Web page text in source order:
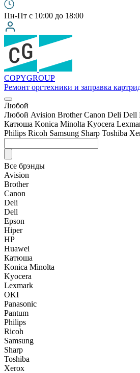
Пн-Пт с 10:00 до 18:00
COPYGROUP
Ремонт оргтехники и заправка
Любой
Любой Avision Brother Canon Deli Dell
Катюша Konica Minolta Kyocera
Philips Ricoh Samsung Sharp Toshiba
Все брэнды
Avision
Brother
Canon
Deli
Dell
Epson
Hiper
HP
Huawei
Катюша
Konica Minolta
Kyocera
Lexmark
OKI
Panasonic
Pantum
Philips
Ricoh
Samsung
Sharp
Toshiba
Xerox